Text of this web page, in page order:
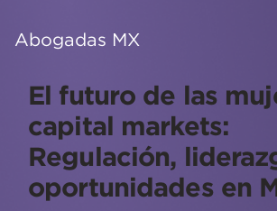
Abogadas MX
El futuro de las
capital markets:
Regulación,
oportunidades en